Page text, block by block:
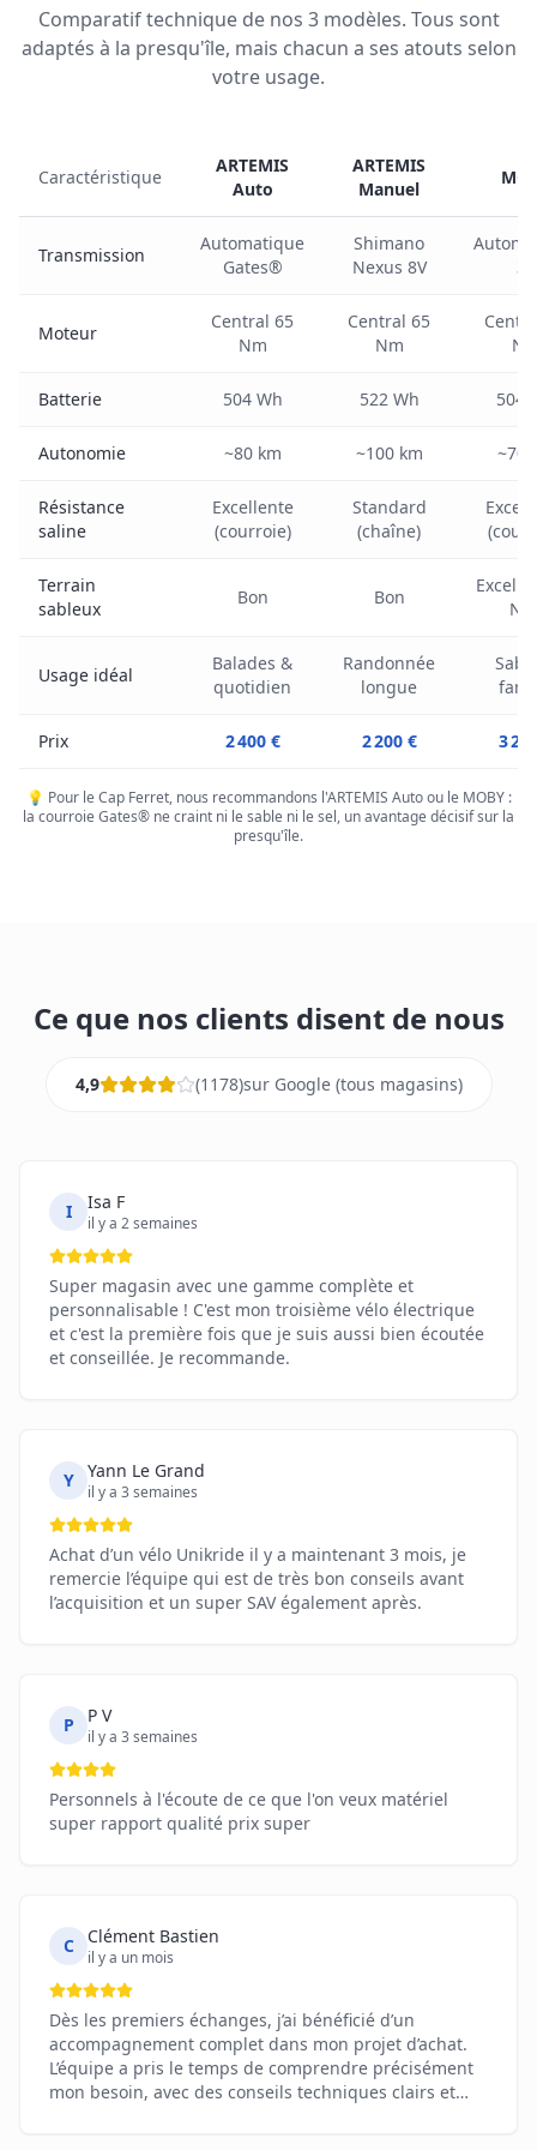
Comparatif technique de nos 3 modèles. Tous sont
adaptés à la presqu'île, mais chacun a ses atouts selon
votre usage.
Caractéristique
ARTEMIS
Auto
ARTEMIS
Manuel
Transmission
Automatique
Gates®
Shimano
Nexus 8V
3V
Moteur
Central 65
Nm
Central 65
Nm
Batterie 504 Wh 522 Wh 504
Autonomie ~80 km ~100 km ~70
Résistance
saline
Excellente
(courroie)
Standard
(chaîne)
Terrain
sableux
Bon Bon
Usage idéal
Balades &
quotidien
Randonnée
longue
Prix 2 400 € 2 200 € 3
💡 Pour le Cap Ferret, nous recommandons l'ARTEMIS Auto ou le MOBY :
la courroie Gates® ne craint ni le sable ni le sel, un avantage décisif sur la
presqu'île.
Ce que nos clients disent de nous
4,9 (1178)sur Google (tous magasins)
I Isa F
il y a 2 semaines
Super magasin avec une gamme complète et
personnalisable ! C'est mon troisième vélo électrique
et c'est la première fois que je suis aussi bien écoutée
et conseillée. Je recommande.
Y Yann Le Grand
il y a 3 semaines
Achat d’un vélo Unikride il y a maintenant 3 mois, je
remercie l’équipe qui est de très bon conseils avant
l’acquisition et un super SAV également après.
P P V
il y a 3 semaines
Personnels à l'écoute de ce que l'on veux matériel
super rapport qualité prix super
C Clément Bastien
il y a un mois
Dès les premiers échanges, j’ai bénéficié d’un
accompagnement complet dans mon projet d’achat.
L’équipe a pris le temps de comprendre précisément
mon besoin, avec des conseils techniques clairs et